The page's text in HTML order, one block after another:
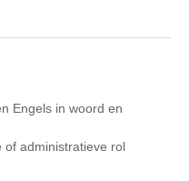
Engels in woord en
of administratieve rol